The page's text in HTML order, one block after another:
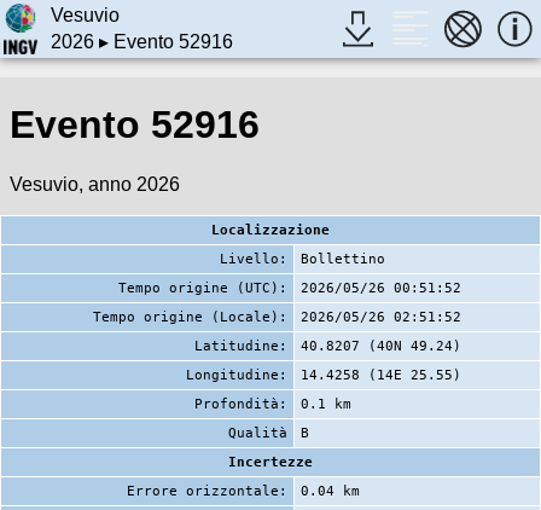
Vesuvio
2026▸ Evento 52916
Evento 52916
Vesuvio, anno 2026
Localizzazione
Livello:
Bollettino
Tempo origine (UTC):
2026/05/26 00:51:52
Tempo origine (Locale):
2026/05/26 02:51:52
Latitudine:
40.8207 (40N 49.24)
Longitudine:
14.4258 (14E 25.55)
Profondità:
0.1 km
Qualità
B
Incertezze
Errore orizzontale:
0.04 km